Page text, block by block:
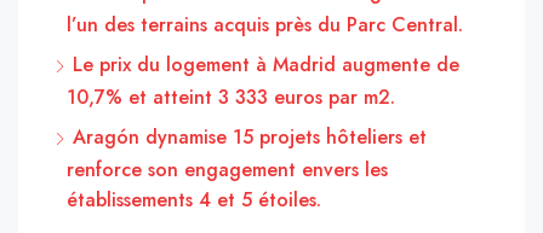
l’un des terrains acquis près du Parc Central.
Le prix du logement à Madrid augmente de
10,7% et atteint 3 333 euros par m2.
Aragón dynamise 15 projets hôteliers et
renforce son engagement envers les
établissements 4 et 5 étoiles.